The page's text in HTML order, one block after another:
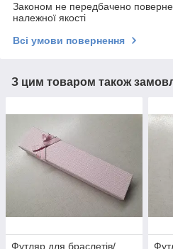
Законом не передбачено
належної якості
Всі умови повернення
З цим товаром також
Футляр для браслетів/